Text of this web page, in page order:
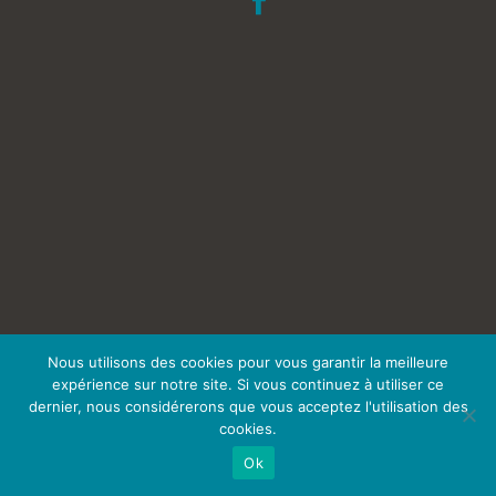
Nous utilisons des cookies pour vous garantir la meilleure
expérience sur notre site. Si vous continuez à utiliser ce
dernier, nous considérerons que vous acceptez l'utilisation des
cookies.
Ok